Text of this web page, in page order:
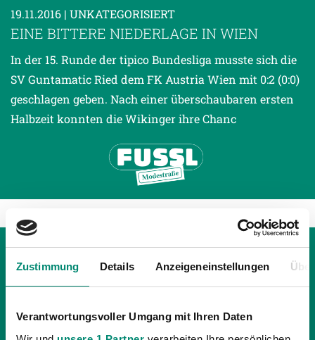
Zustimmung Details Anzeigeneinstellungen
Verantwortungsvoller Umgang mit Ihren Daten
19.11.2016 | UNKATEGORISIERT
EINE BITTERE NIEDERLAGE IN WIEN
In der 15. Runde der tipico Bundesliga musste sich die
SV Guntamatic Ried dem FK Austria Wien mit 0:2 (0:0)
geschlagen geben. Nach einer überschaubaren ersten
Halbzeit konnten die Wikinger ihre Chanc